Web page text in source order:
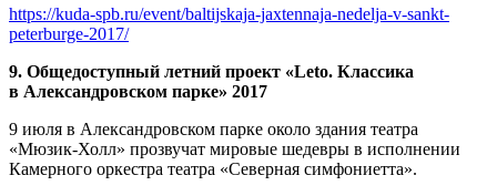
https://kuda-spb.ru/event/baltijskaja-jaxtennaja-nedelja-v-sankt-
peterburge-2017/
9. Общедоступный летний проект «Leto. Классика
в Александровском парке» 2017
9 июля в Александровском парке около здания театра
«Мюзик-Холл» прозвучат мировые шедевры в исполнении
Камерного оркестра театра «Северная симфониетта».